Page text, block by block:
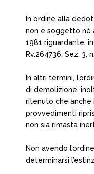
In ordine alla
non è soggetto né
1981 riguardante,
Rv.264736; Sez. 3,
In altri termini,
di demolizione,
ritenuto che anche
provvedimenti
non sia rimasta
Non avendo
determinarsi